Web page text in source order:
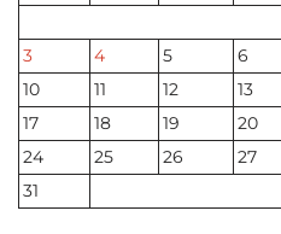
3
4 5 6
10
11 12 13
17
18 19 20
24
25 26 27
31